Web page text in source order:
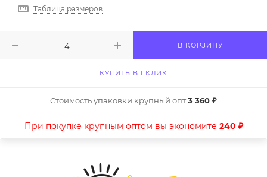
Таблица размеров
В КОРЗИНУ
КУПИТЬ В 1 КЛИК
Стоимость упаковки крупный опт3 360 ₽
При покупке крупным оптом вы экономите 240 ₽